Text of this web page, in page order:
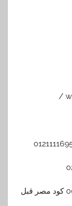
مصر برجاء إضافة 002 كود مصر قبل